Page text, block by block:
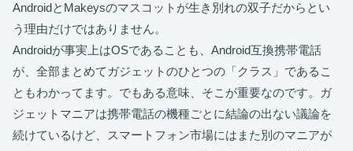
AndroidとMakeysのマスコットが生き別れの双子だからとい
う理由だけではありません。
Androidが事実上はOSであることも、Android互換携帯電話
が、全部まとめてガジェットのひとつの「クラス」であるこ
ともわかってます。でもある意味、そこが重要なのです。ガ
ジェットマニアは携帯電話の機種ごとに結論の出ない議論を
続けているけど、スマートフォン市場にはまた別のマニアが